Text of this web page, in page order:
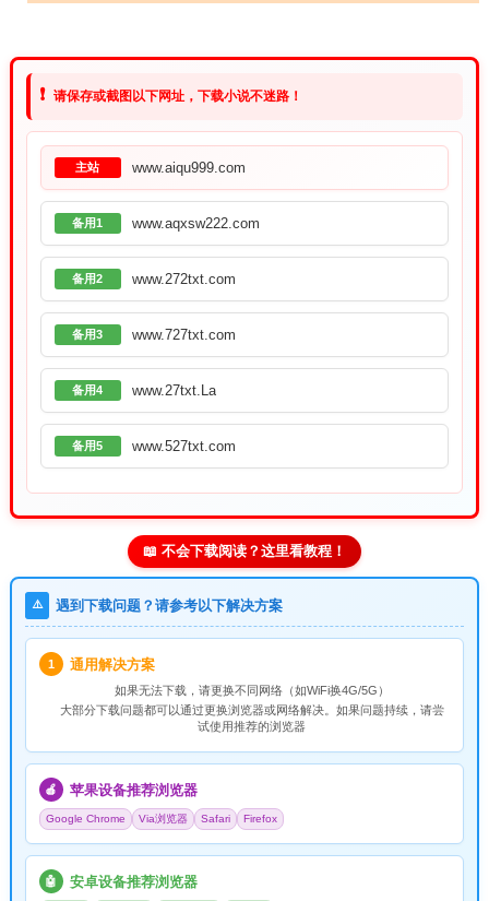
❗ 请保存或截图以下网址，下载小说不迷路！
主站 www.aiqu999.com
备用1 www.aqxsw222.com
备用2 www.272txt.com
备用3 www.727txt.com
备用4 www.27txt.La
备用5 www.527txt.com
📖 不会下载阅读？这里看教程！
⚠️ 遇到下载问题？请参考以下解决方案
1 通用解决方案
如果无法下载，请更换不同网络（如WiFi换4G/5G）
大部分下载问题都可以通过更换浏览器或网络解决。如果问题持续，请尝
试使用推荐的浏览器
🍎 苹果设备推荐浏览器
Google Chrome Via浏览器 Safari Firefox
🤖 安卓设备推荐浏览器